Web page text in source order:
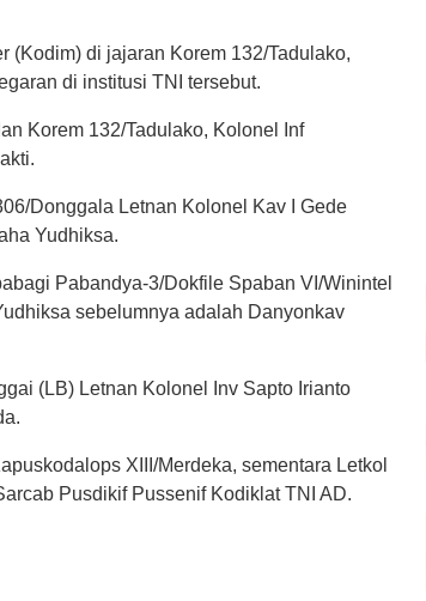
(Kodim) di jajaran Korem 132/Tadulako,
di institusi TNI tersebut.
Korem 132/Tadulako, Kolonel Inf
Donggala Letnan Kolonel Kav I Gede
Yudhiksa.
Pabandya-3/Dokfile Spaban VI/Winintel
sebelumnya adalah Danyonkav
(LB) Letnan Kolonel Inv Sapto Irianto
XIII/Merdeka, sementara Letkol
Pusdikif Pussenif Kodiklat TNI AD.